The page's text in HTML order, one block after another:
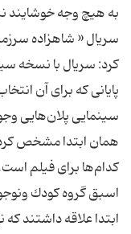
به هیچ وجه خوشایند
سریال « شاهزاده
كرد: سریال با نسخه
پایانی كه برای آن
سینمایی پلان‌هایی
همان ابتدا مشخص
كدام‌ها برای فیلم
اسبق گروه كودك
ابتدا علاقه داشتند كه